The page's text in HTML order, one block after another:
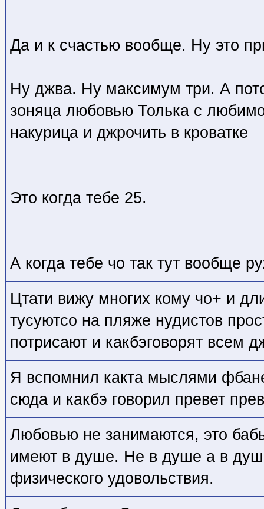
Да и к счастью вообще. Ну это
Ну джва. Ну максимум три. А
зоняца любовью Толька с
накурица и джрочить в кроватке
Это когда тебе 25.
А когда тебе чо так тут вообще
Цтати вижу многих кому чо+ и
тусуютсо на пляже нудистов
потрисают и какбэговорят всем
Я вспомнил какта мыслями
сюда и какбэ говорил превет
Любовью не занимаются, это
имеют в душе. Не в душе а в
физического удовольствия.